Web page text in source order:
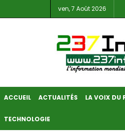
ven, 7 Août 2026
ACCUEIL ACTUALITÉS LA VOIX DU
TECHNOLOGIE